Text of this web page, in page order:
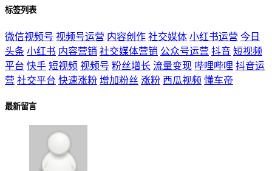
标签列表
微信视频号 视频号运营 内容创作 社交媒体 小红书运营 今日
头条 小红书 内容营销 社交媒体营销 公众号运营 抖音 短视频
平台 快手 短视频 视频号 粉丝增长 流量变现 哔哩哔哩 抖音运
营 社交平台 快速涨粉 增加粉丝 涨粉 西瓜视频 懂车帝
最新留言